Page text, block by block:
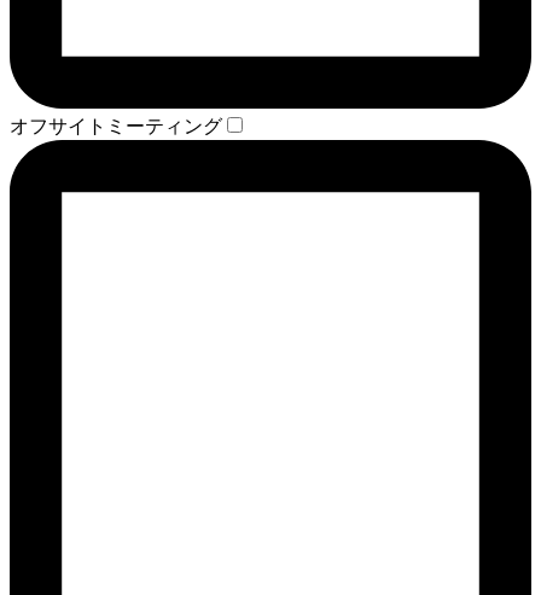
オフサイトミーティング